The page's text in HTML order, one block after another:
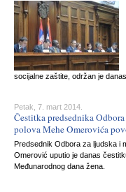
socijalne zaštite, održan je
Petak, 7. mart 2014.
Čestitka predsednika
polova Mehe Omerovića
Predsednik Odbora za ljudska i
Omerović uputio je danas
Međunarodnog dana žena.